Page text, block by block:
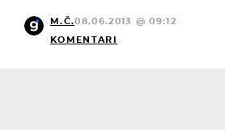
M.Č.08.06.2013 @ 09:12
KOMENTARI